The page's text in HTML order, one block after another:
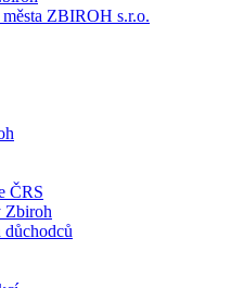
ZBIROH s.r.o.
ČRS
Zbiroh